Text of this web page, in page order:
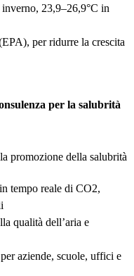
23,9–26,9°C in
per ridurre la crescita
per la salubrità
promozione della salubrità
tempo reale di CO2,
qualità dell’aria e
aziende, scuole, uffici e